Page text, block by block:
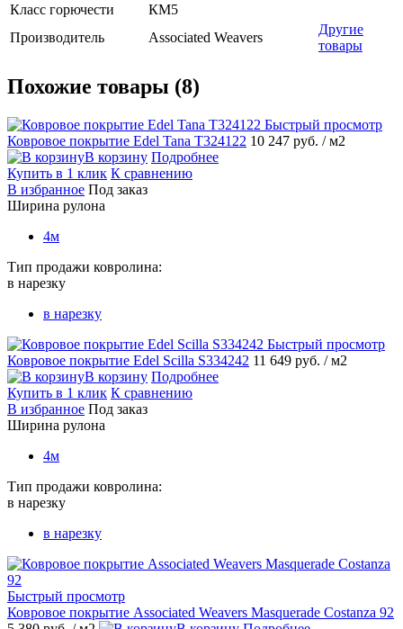
Класс горючести
КМ5
Производитель
Associated Weavers
Другие
товары
Похожие товары (8)
Быстрый просмотр
Ковровое покрытие Edel Tana T324122 10 247 руб. / м2
В корзину Подробнее
Купить в 1 клик К сравнению
В избранное Под заказ
Ширина рулона
4м
Тип продажи ковролина:
в нарезку
в нарезку
Быстрый просмотр
Ковровое покрытие Edel Scilla S334242 11 649 руб. / м2
В корзину Подробнее
Купить в 1 клик К сравнению
В избранное Под заказ
Ширина рулона
4м
Тип продажи ковролина:
в нарезку
в нарезку
Быстрый просмотр
Ковровое покрытие Associated Weavers Masquerade Costanza 92